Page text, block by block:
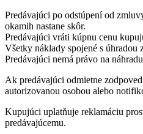
Predávajúci po odstúpení od
okamih nastane skôr.
Predávajúci vráti kúpnu cenu
Všetky náklady spojené s úhradou
Predávajúci nemá právo na
Ak predávajúci odmietne
autorizovanou osobou alebo
Kupujúci uplatňuje reklamáciu
predávajúcemu.